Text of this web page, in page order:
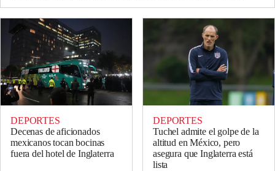
DEPORTES
Decenas de aficionados
mexicanos tocan bocinas
fuera del hotel de Inglaterra
DEPORTES
Tuchel admite el golpe de la
altitud en México, pero
asegura que Inglaterra está
lista